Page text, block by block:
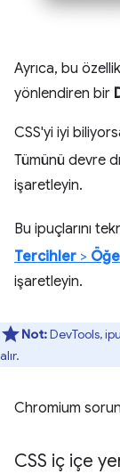
Ayrıca, bu
yönlendiren bir
CSS'yi iyi
Tümünü devre
işaretleyin.
Bu ipuçlarını
Tercihler >
işaretleyin.
Not:DevTools,
alır.
Chromium
CSS iç içe